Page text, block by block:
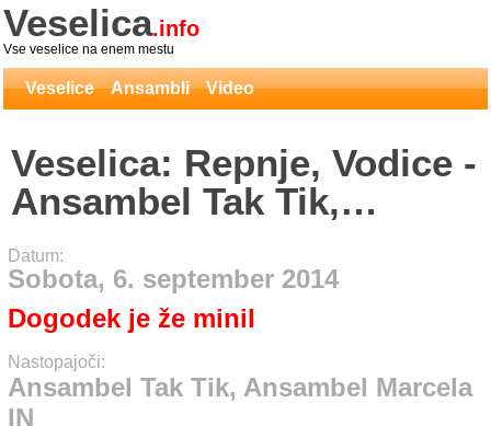
Veselica.info
Vse veselice na enem mestu
Veselice Ansambli Video
Veselica: Repnje, Vodice -
Ansambel Tak Tik,
Ansambel Marcela IN
Datum:
Sobota, 6. september 2014
Dogodek je že minil
Nastopajoči:
Ansambel Tak Tik, Ansambel Marcela
IN